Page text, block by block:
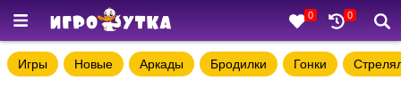
0 0
Игры Новые Аркады Бродилки Гонки